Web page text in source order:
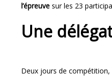
l’épreuve sur les 23
Une
Deux jours de compétition,